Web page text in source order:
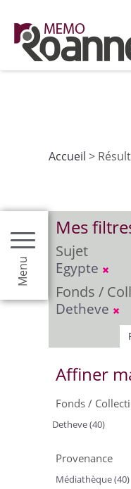
En poursuivant
les fonctionnalités
Menu
Accueil >
Mes
Sujet
Egypte
Fonds /
Detheve
Affiner
Fonds /
Detheve (40)
Provenance
Médiathèque (40)